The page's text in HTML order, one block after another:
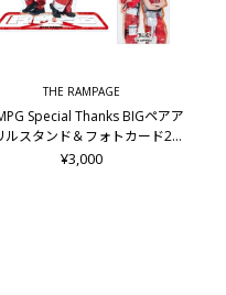
THE RAMPAGE
Special Thanks BIGペアア
ルスタンド＆フォトカード2枚
セット/龍&後藤拓磨
¥3,000